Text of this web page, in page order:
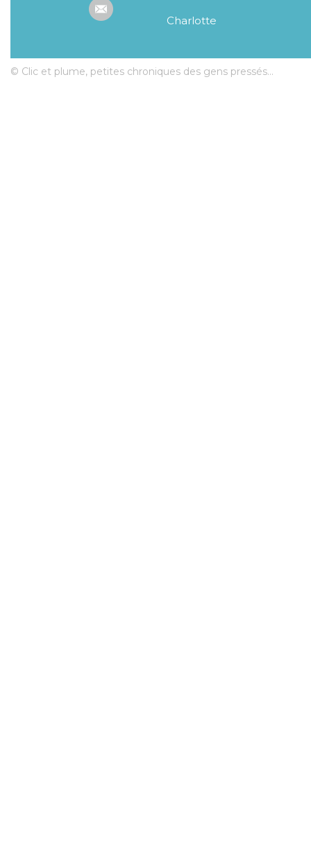
Charlotte
© Clic et plume, petites chroniques des gens pressés...